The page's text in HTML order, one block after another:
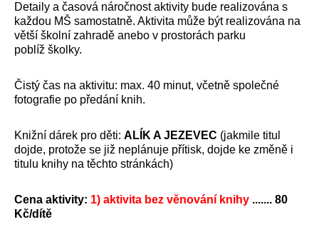
Detaily a časová náročnost aktivity bude realizována s
každou MŠ samostatně. Aktivita může být realizována na
větší školní zahradě anebo v prostorách parku
poblíž školky.
Čistý čas na aktivitu: max. 40 minut, včetně společné
fotografie po předání knih.
Knižní dárek pro děti: ALÍK A JEZEVEC (jakmile titul
dojde, protože se již neplánuje přítisk, dojde ke změně i
titulu knihy na těchto stránkách)
Cena aktivity: 1) aktivita bez věnování knihy ....... 80
Kč/dítě